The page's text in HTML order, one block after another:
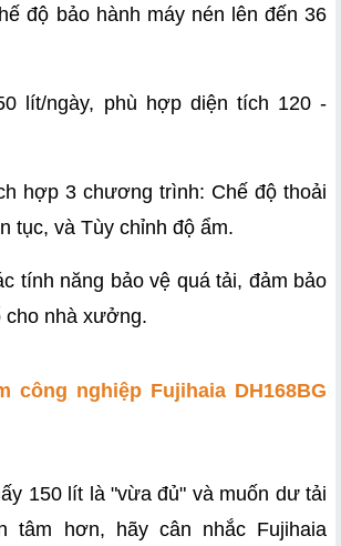
độ bảo hành máy nén lên đến 36
lít/ngày, phù hợp diện tích 120 -
hợp 3 chương trình: Chế độ thoải
tục, và Tùy chỉnh độ ẩm.
tính năng bảo vệ quá tải, đảm bảo
cho nhà xưởng.
công nghiệp Fujihaia DH168BG
150 lít là "vừa đủ" và muốn dư tải
tâm hơn, hãy cân nhắc Fujihaia